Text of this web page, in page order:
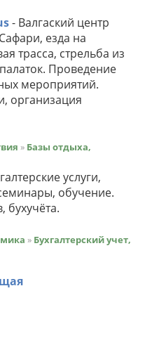
- Валгаский центр
езда на
трасса, стрельба из
Проведение
мероприятий.
организация
» Базы отдыха,
услуги,
обучение.
бухучёта.
» Бухгалтерский учет,